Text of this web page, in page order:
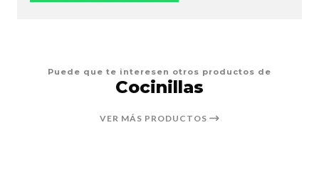
Puede que te interesen otros productos de
Cocinillas
VER MÁS PRODUCTOS